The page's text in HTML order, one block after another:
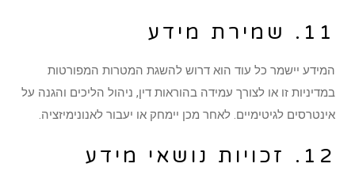
11. שמירת מידע
המידע יישמר כל עוד הוא דרוש להשגת המטרות המפורטות
במדיניות זו או לצורך עמידה בהוראות דין, ניהול הליכים והגנה על
אינטרסים לגיטימיים. לאחר מכן יימחק או יעבור לאנונימיזציה.
12. זכויות נושאי מידע